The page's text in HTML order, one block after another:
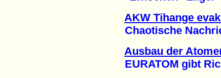
AKW Tihange
Chaotische
Ausbau der
EURATOM gibt